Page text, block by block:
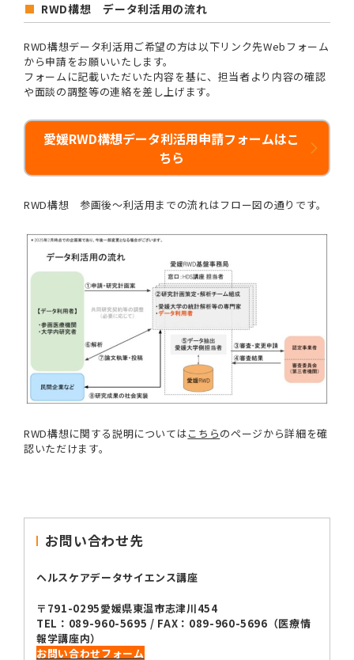
RWD構想 データ利活用の流れ
RWD構想データ利活用ご希望の方は以下リンク先Webフォーム
から申請をお願いいたします。
フォームに記載いただいた内容を基に、担当者より内容の確認
や面談の調整等の連絡を差し上げます。
愛媛RWD構想データ利活用申請フォームはこ
ちら
RWD構想 参画後～利活用までの流れはフロー図の通りです。
RWD構想に関する説明についてはこちらのページから詳細を確
認いただけます。
お問い合わせ先
ヘルスケアデータサイエンス講座
〒791-0295愛媛県東温市志津川454
TEL： 089-960-5695 / FAX：089-960-5696（医療情
報学講座内）
お問い合わせフォーム